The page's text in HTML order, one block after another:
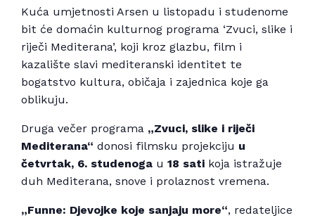
Kuća umjetnosti Arsen u listopadu i studenome
bit će domaćin kulturnog programa ‘Zvuci, slike i
riječi Mediterana’, koji kroz glazbu, film i
kazalište slavi mediteranski identitet te
bogatstvo kultura, običaja i zajednica koje ga
oblikuju.
Druga večer programa „Zvuci, slike i riječi
Mediterana“ donosi filmsku projekciju u
četvrtak, 6. studenoga u 18 sati koja istražuje
duh Mediterana, snove i prolaznost vremena.
„Funne: Djevojke koje sanjaju more“, redateljice